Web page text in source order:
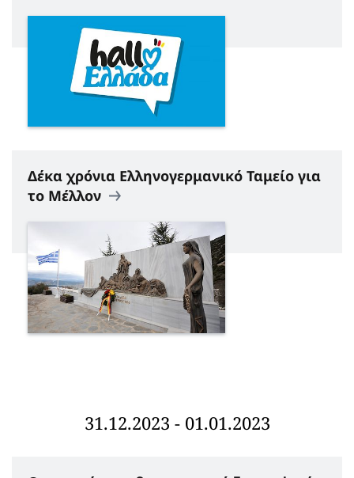
Δέκα χρόνια Ελληνογερμανικό Ταμείο για
το Μέλλον
31.12.2023 - 01.01.2023